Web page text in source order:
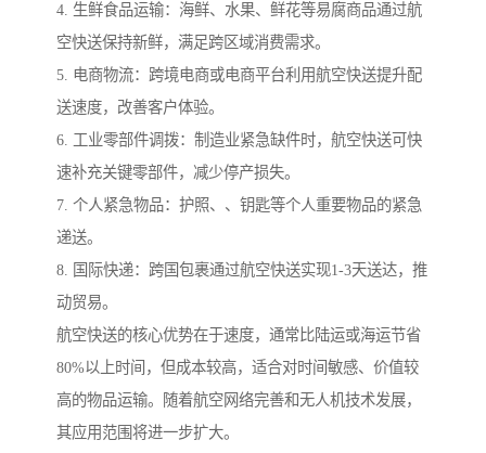
4. 生鲜食品运输：海鲜、水果、鲜花等易腐商品通过航
空快送保持新鲜，满足跨区域消费需求。
5. 电商物流：跨境电商或电商平台利用航空快送提升配
送速度，改善客户体验。
6. 工业零部件调拨：制造业紧急缺件时，航空快送可快
速补充关键零部件，减少停产损失。
7. 个人紧急物品：护照、、钥匙等个人重要物品的紧急
递送。
8. 国际快递：跨国包裹通过航空快送实现1-3天送达，推
动贸易。
航空快送的核心优势在于速度，通常比陆运或海运节省
80%以上时间，但成本较高，适合对时间敏感、价值较
高的物品运输。随着航空网络完善和无人机技术发展，
其应用范围将进一步扩大。